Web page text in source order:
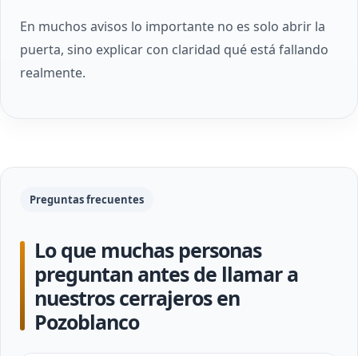
En muchos avisos lo importante no es solo abrir la
puerta, sino explicar con claridad qué está fallando
realmente.
Preguntas frecuentes
Lo que muchas personas
preguntan antes de llamar a
nuestros cerrajeros en
Pozoblanco